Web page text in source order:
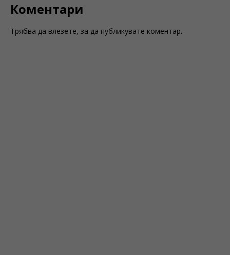
Коментари
Трябва да влезете, за да публикувате коментар.